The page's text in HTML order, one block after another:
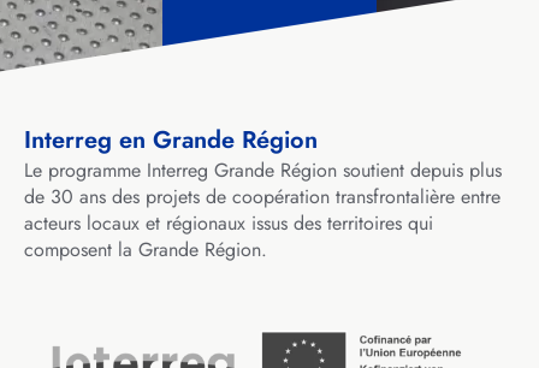
Interreg en Grande Région
Le programme Interreg Grande Région soutient depuis plus
de 30 ans des projets de coopération transfrontalière entre
acteurs locaux et régionaux issus des territoires qui
composent la Grande Région.